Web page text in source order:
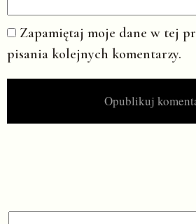
Zapamiętaj moje dane w tej
pisania kolejnych komentarzy.